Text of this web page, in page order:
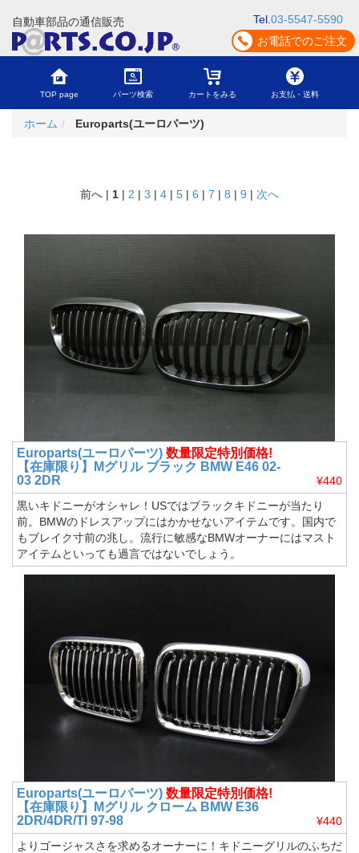
自動車部品の通信販売 Tel. 03-5547-5590
お電話でのご注文
TOP page パーツ検索 カートをみる お支払・送料
ホーム Europarts(ユーロパーツ)
前へ | 1 | 2 | 3 | 4 | 5 | 6 | 7 | 8 | 9 | 次へ
Europarts(ユーロパーツ) 数量限定特別価格!
【在庫限り】Mグリル ブラック BMW E46 02-
03 2DR
¥440
黒いキドニーがオシャレ！USではブラックキドニーが当たり
前。BMWのドレスアップにはかかせないアイテムです。国内で
もブレイク寸前の兆し。流行に敏感なBMWオーナーにはマスト
アイテムといっても過言ではないでしょう。
Europarts(ユーロパーツ) 数量限定特別価格!
【在庫限り】Mグリル クローム BMW E36
2DR/4DR/TI 97-98
¥440
よりゴージャスさを求めるオーナーに！キドニーグリルのふちだ